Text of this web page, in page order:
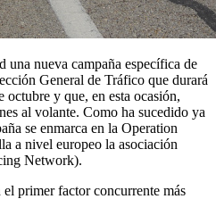
una nueva campaña específica de
General de Tráfico que durará
y que, en esta ocasión,
al volante. Como ha sucedido ya
se enmarca en la Operation
a nivel europeo la asociación
Network).
primer factor concurrente más